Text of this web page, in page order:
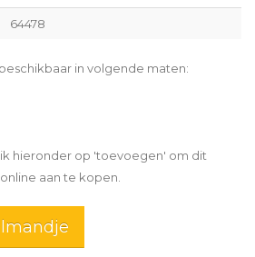
64478
in volgende maten:
hieronder op 'toevoegen' om dit
aan te kopen.